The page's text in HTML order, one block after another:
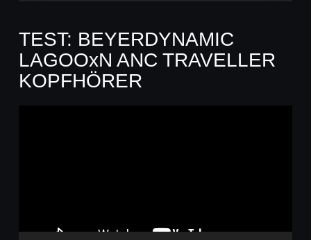
TEST: BEYERDYNAMIC
LAGOOxN ANC TRAVELLER
KOPFHÖRER